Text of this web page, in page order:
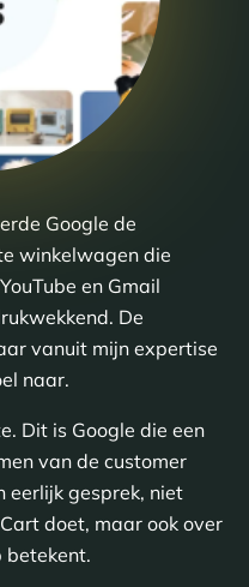
Google de
winkelwagen die
en Gmail
De
vanuit mijn expertise
naar.
Dit is Google die een
van de customer
eerlijk gesprek, niet
doet, maar ook over
betekent.